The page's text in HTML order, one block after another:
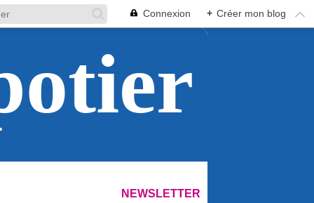
Connexion + Créer mon blog
NEWSLETTER